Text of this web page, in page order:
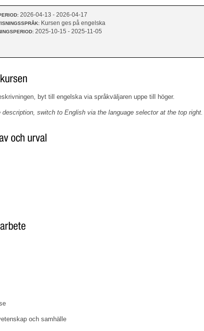
2026-04-13 - 2026-04-17
Kursen ges på engelska
2025-10-15 - 2025-11-05
byt till engelska via språkväljaren uppe till höger.
description, switch to English via the language selector at the top right.
och urval
och samhälle